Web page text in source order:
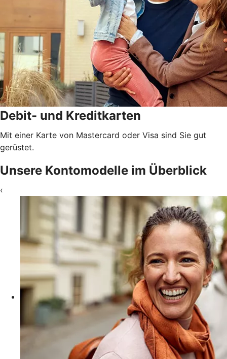
Debit- und Kreditkarten
Mit einer Karte von Mastercard oder Visa sind Sie gut
gerüstet.
Unsere Kontomodelle im Überblick
‹